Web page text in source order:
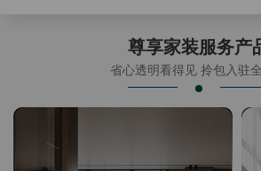
尊享家装服务产
省心透明看得见 拎包入驻